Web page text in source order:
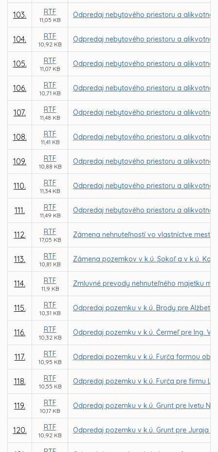
103. RTF
11,05 KB
Odpredaj nebytového priestoru a alikvotnej
104. RTF
10,92 KB
Odpredaj nebytového priestoru a alikvotnej
105. RTF
11,07 KB
Odpredaj nebytového priestoru a alikvotnej
106. RTF
10,71 KB
Odpredaj nebytového priestoru a alikvotnej
107. RTF
11,48 KB
Odpredaj nebytového priestoru a alikvotnej
108. RTF
11,41 KB
Odpredaj nebytového priestoru a alikvotnej
109. RTF
10,88 KB
Odpredaj nebytového priestoru a alikvotnej
110. RTF
11,34 KB
Odpredaj nebytového priestoru a alikvotnej
111. RTF
11,49 KB
Odpredaj nebytového priestoru a alikvotnej
112. RTF
17,05 KB
Zámena nehnuteľností vo vlastníctve mesta
113. RTF
10,81 KB
Zámena pozemkov v k.ú. Sokoľ a v k.ú.
114. RTF
11,9 KB
Zmluvné prevody nehnuteľného majetku
115. RTF
10,31 KB
Odpredaj pozemku v k.ú. Brody pre Alžbetu
116. RTF
10,32 KB
Odpredaj pozemku v k.ú. Čermeľ pre Ing.
117. RTF
10,95 KB
Odpredaj pozemku v k.ú. Furča formou
118. RTF
10,55 KB
Odpredaj pozemku v k.ú. Furča pre firmu
119. RTF
10,17 KB
Odpredaj pozemku v k.ú. Grunt pre Ivetu
120. RTF
10,92 KB
Odpredaj pozemku v k.ú. Grunt pre Juraja